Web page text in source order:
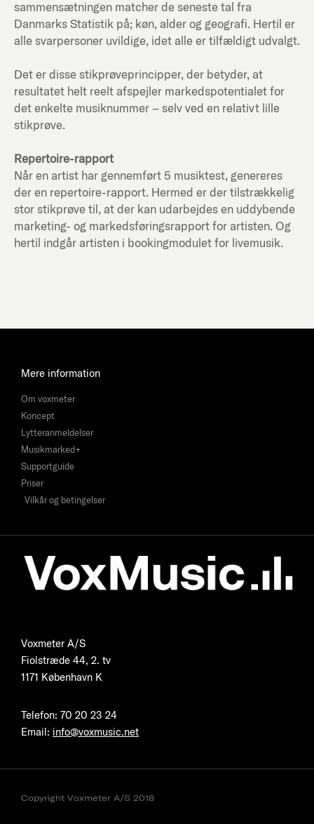
sammensætningen matcher de seneste tal fra
Danmarks Statistik på; køn, alder og geografi. Hertil er
alle svarpersoner uvildige, idet alle er tilfældigt udvalgt.
Det er disse stikprøveprincipper, der betyder, at
resultatet helt reelt afspejler markedspotentialet for
det enkelte musiknummer – selv ved en relativt lille
stikprøve.
Repertoire-rapport
Når en artist har gennemført 5 musiktest, genereres
der en repertoire-rapport. Hermed er der tilstrækkelig
stor stikprøve til, at der kan udarbejdes en uddybende
marketing- og markedsføringsrapport for artisten. Og
hertil indgår artisten i bookingmodulet for livemusik.
Mere information
Om voxmeter
Koncept
Lytteranmeldelser
Musikmarked+
Supportguide
Priser
Vilkår og betingelser
Voxmeter A/S
Fiolstræde 44, 2. tv
1171 København K
Telefon: 70 20 23 24
Email: info@voxmusic.net
Copyright Voxmeter A/S 2018